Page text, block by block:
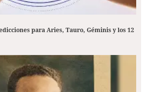
para Aries, Tauro, Géminis y los 12